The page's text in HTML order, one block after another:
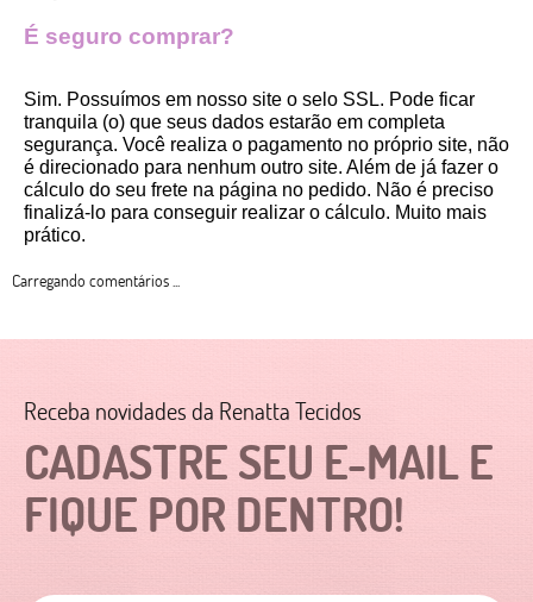
É seguro comprar?
Sim. Possuímos em nosso site o selo SSL. Pode ficar
tranquila (o) que seus dados estarão em completa
segurança. Você realiza o pagamento no próprio site, não
é direcionado para nenhum outro site. Além de já fazer o
cálculo do seu frete na página no pedido. Não é preciso
finalizá-lo para conseguir realizar o cálculo. Muito mais
prático.
Carregando comentários ...
CADASTRE SEU E-MAIL E
FIQUE POR DENTRO!
Receba novidades da Renatta Tecidos